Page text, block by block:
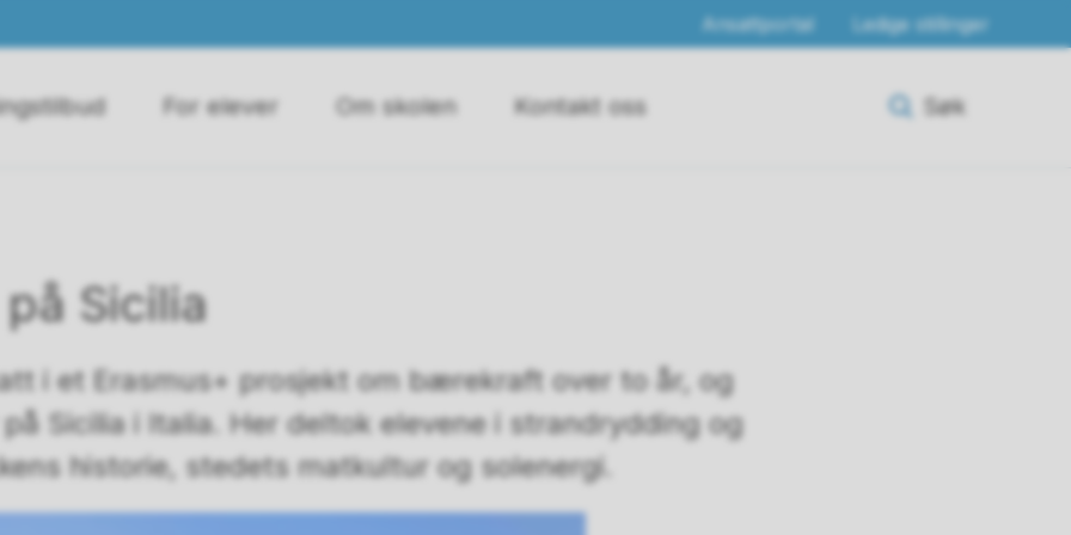
Ansattportal Ledige stillinger
For elever Om skolen Kontakt oss Søk
Sicilia
i et Erasmus+ prosjekt om bærekraft over to år, og
Sicilia i Italia. Her deltok elevene i strandrydding og
historie, stedets matkultur og solenergi.